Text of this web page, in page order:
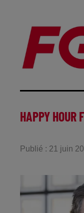
HAPPY HOUR
Publié : 21 juin